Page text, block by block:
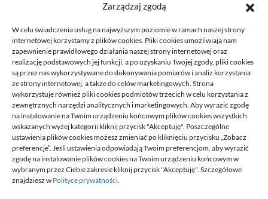
Zarządzaj zgodą
W celu świadczenia usług na najwyższym poziomie w ramach naszej strony
internetowej korzystamy z plików cookies. Pliki cookies umożliwiają nam
zapewnienie prawidłowego działania naszej strony internetowej oraz
realizację podstawowych jej funkcji, a po uzyskaniu Twojej zgody, pliki cookies
są przez nas wykorzystywane do dokonywania pomiarów i analiz korzystania
ze strony internetowej, a także do celów marketingowych. Strona
wykorzystuje również pliki cookies podmiotów trzecich w celu korzystania z
zewnętrznych narzędzi analitycznych i marketingowych. Aby wyrazić zgodę
na instalowanie na Twoim urządzeniu końcowym plików cookies wszystkich
wskazanych wyżej kategorii kliknij przycisk "Akceptuję". Poszczególne
ustawienia plików cookies możesz zmieniać po kliknięciu przycisku „Zobacz
preferencje”. Jeśli ustawienia odpowiadają Twoim preferencjom, aby wyrazić
zgodę na instalowanie plików cookies na Twoim urządzeniu końcowym w
wybranym przez Ciebie zakresie kliknij przycisk "Akceptuję". Szczegółowe
znajdziesz w Polityce prywatności.
READ MORE
DECA /
Deca
to miejsce stworzone dla ludzi takich jak ty, miejsce, gdzie
możesz znaleźć wiele ciekawych informacji, na różne tematy,
informacji podzielonych na tematyczne kategorie. Dołącz do naszej